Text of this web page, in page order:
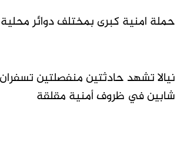
حملة امنية كبرى بمختلف دوائر
نيالا تشهد حادثتين منفصلتين
شابين في ظروف أمنية مقلقة